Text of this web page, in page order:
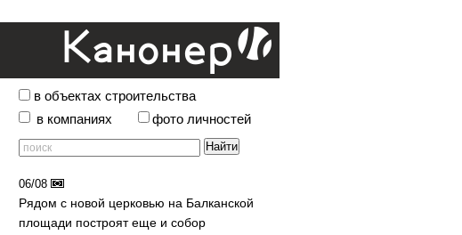
в объектах строительства
в компаниях
фото личностей
06/08
Рядом с новой церковью на Балканской
площади построят еще и собор